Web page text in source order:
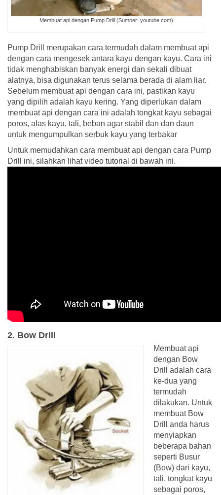
Membuat api dengan Pump Drill (Sumber: youtube.com)
Pump Drill merupakan cara termudah dalam membuat api
dengan cara mengesek antara kayu dengan kayu. Cara ini
tidak menghabiskan banyak energi dan sekali dibuat
alatnya, bisa digunakan terus selama berada di alam liar.
Sebelum membuat api dengan cara ini, pastikan kayu
yang dipilih adalah kayu kering. Yang diperlukan dalam
membuat api dengan cara ini adalah tongkat kayu sebagai
poros, alas kayu, tali, beban agar stabil dan dan daun
untuk mengumpulkan serbuk kayu yang terbakar
Untuk memudahkan cara membuat api dengan cara Pump
Drill ini, silahkan lihat video tutorial di bawah ini.
2. Bow Drill
Membuat api
dengan Bow
Drill adalah cara
ke-dua yang
termudah
dilakukan. Untuk
membuat Bow
Drill anda harus
menyiapkan
beberapa bahan
seperti Busur
(Bow) dari kayu,
tali, tongkat kayu
sebagai poros,